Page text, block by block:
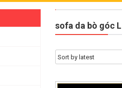
sofa da bò góc